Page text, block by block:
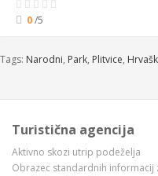
0/5
Tags: Narodni, Park, Plitvice,
Turistična agencija
Aktivno skozi utrip podeželja
Obrazec standardnih